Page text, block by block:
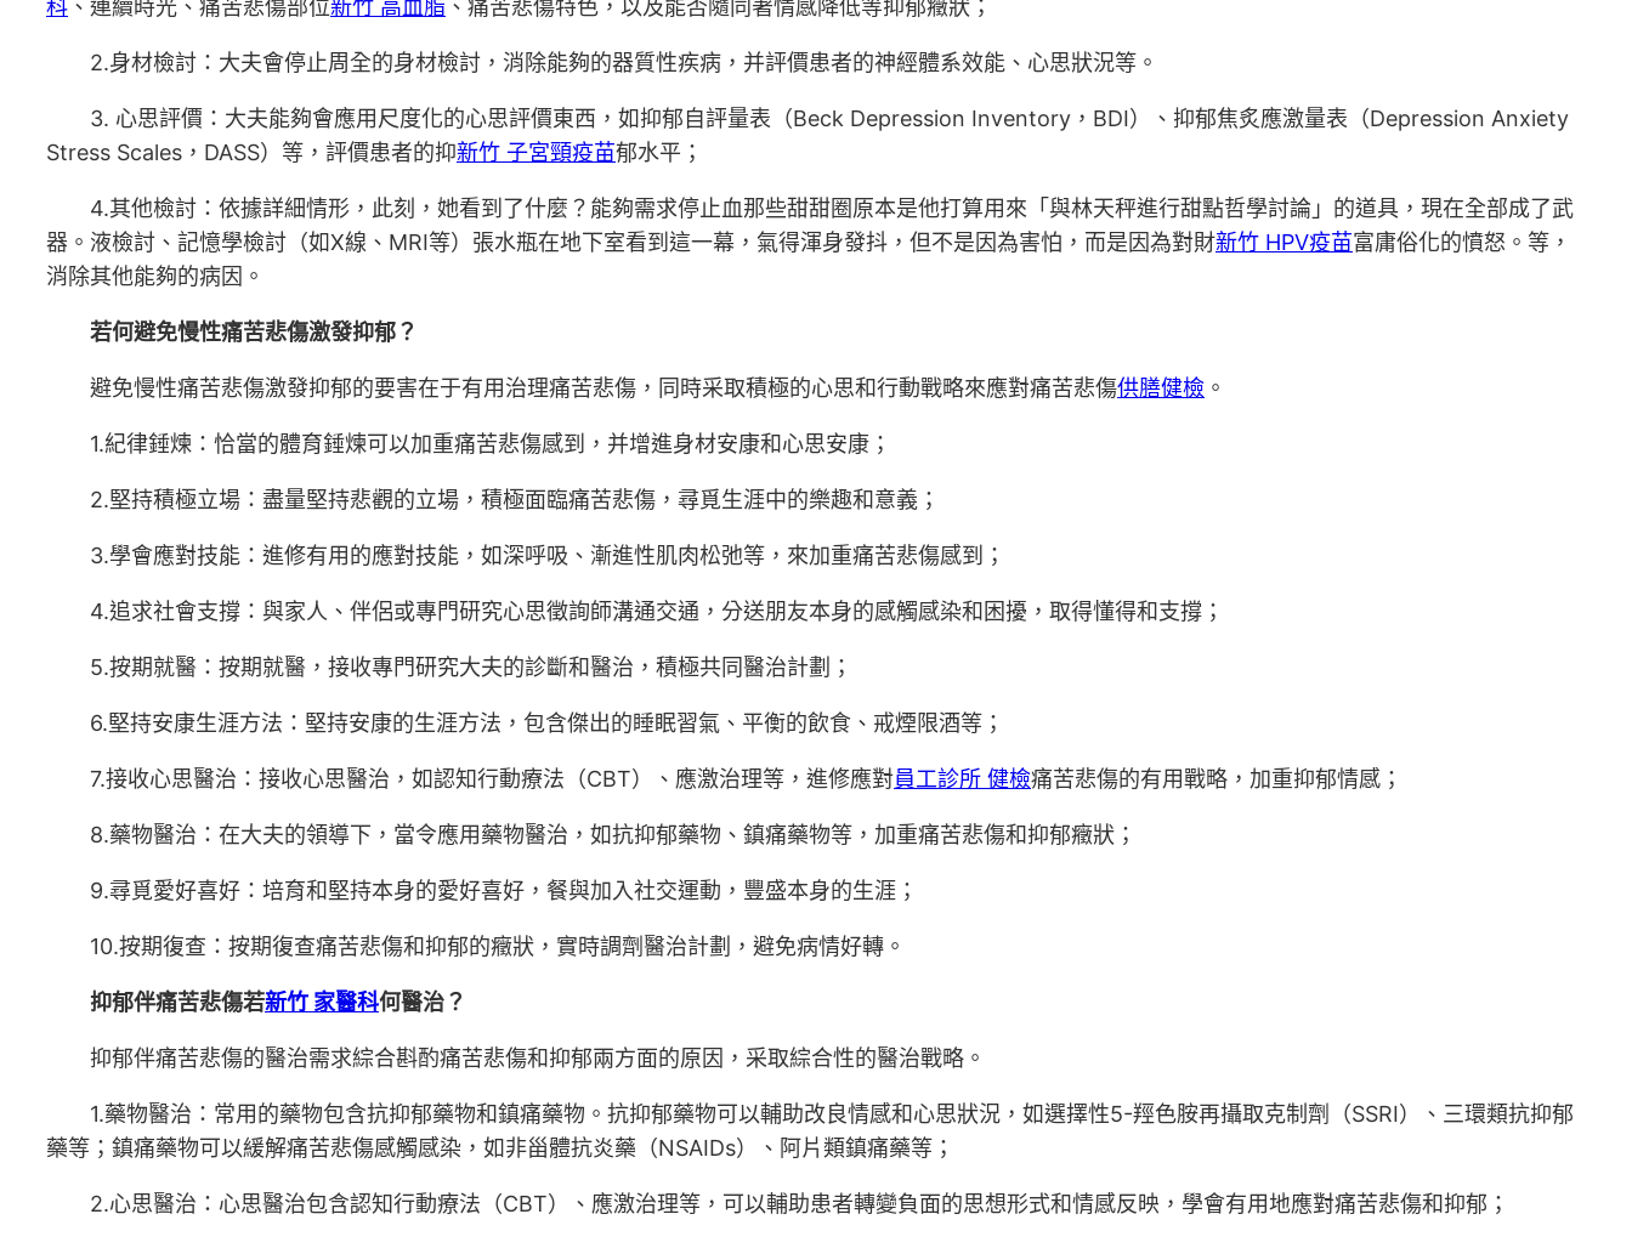
科 、連續時光、痛苦悲傷部位新竹 高血脂 、痛苦悲傷特色，以及能否隨同著情感降低等抑郁癥狀；
2.身材檢討：大夫會停止周全的身材檢討，消除能夠的器質性疾病，并評價患者的神經體系效能、心思狀況等。
3. 心思評價：大夫能夠會應用尺度化的心思評價東西，如抑郁自評量表（Beck Depression Inventory，BDI）、抑郁焦炙應激量表（Depression Anxiety
Stress Scales，DASS）等，評價患者的抑新竹 子宮頸疫苗郁水平；
4.其他檢討：依據詳細情形，此刻，她看到了什麼？能夠需求停止血那些甜甜圈原本是他打算用來「與林天秤進行甜點哲學討論」的道具，現在全部成了武
器。液檢討、記憶學檢討（如X線、MRI等）張水瓶在地下室看到這一幕，氣得渾身發抖，但不是因為害怕，而是因為對財新竹 HPV疫苗富庸俗化的憤怒。等，
消除其他能夠的病因。
若何避免慢性痛苦悲傷激發抑郁？
避免慢性痛苦悲傷激發抑郁的要害在于有用治理痛苦悲傷，同時采取積極的心思和行動戰略來應對痛苦悲傷供膳健檢 。
1.紀律錘煉：恰當的體育錘煉可以加重痛苦悲傷感到，并增進身材安康和心思安康；
2.堅持積極立場：盡量堅持悲觀的立場，積極面臨痛苦悲傷，尋覓生涯中的樂趣和意義；
3.學會應對技能：進修有用的應對技能，如深呼吸、漸進性肌肉松弛等，來加重痛苦悲傷感到；
4.追求社會支撐：與家人、伴侶或專門研究心思徵詢師溝通交通，分送朋友本身的感觸感染和困擾，取得懂得和支撐；
5.按期就醫：按期就醫，接收專門研究大夫的診斷和醫治，積極共同醫治計劃；
6.堅持安康生涯方法：堅持安康的生涯方法，包含傑出的睡眠習氣、平衡的飲食、戒煙限酒等；
7.接收心思醫治：接收心思醫治，如認知行動療法（CBT）、應激治理等，進修應對員工診所 健檢痛苦悲傷的有用戰略，加重抑郁情感；
8.藥物醫治：在大夫的領導下，當令應用藥物醫治，如抗抑郁藥物、鎮痛藥物等，加重痛苦悲傷和抑郁癥狀；
9.尋覓愛好喜好：培育和堅持本身的愛好喜好，餐與加入社交運動，豐盛本身的生涯；
10.按期復查：按期復查痛苦悲傷和抑郁的癥狀，實時調劑醫治計劃，避免病情好轉。
抑郁伴痛苦悲傷若新竹 家醫科何醫治？
抑郁伴痛苦悲傷的醫治需求綜合斟酌痛苦悲傷和抑郁兩方面的原因，采取綜合性的醫治戰略。
1.藥物醫治：常用的藥物包含抗抑郁藥物和鎮痛藥物。抗抑郁藥物可以輔助改良情感和心思狀況，如選擇性5-羥色胺再攝取克制劑（SSRI）、三環類抗抑郁
藥等；鎮痛藥物可以緩解痛苦悲傷感觸感染，如非甾體抗炎藥（NSAIDs）、阿片類鎮痛藥等；
2.心思醫治：心思醫治包含認知行動療法（CBT）、應激治理等，可以輔助患者轉變負面的思想形式和情感反映，學會有用地應對痛苦悲傷和抑郁；